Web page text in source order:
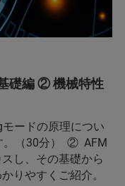
礎編 ② 機械特性
ードの原理につい
。（30分） ② AFM
し、その基礎から
りやすくご紹介。